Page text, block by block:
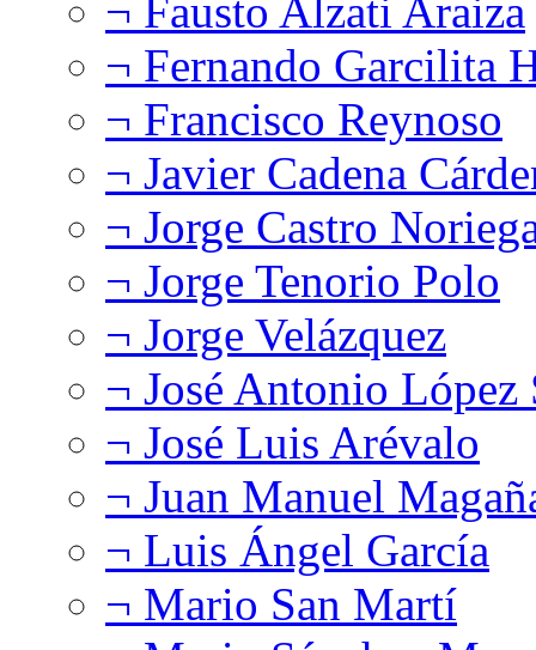
¬ Fausto Alzati Araiza
¬ Fernando Garcilita
¬ Francisco Reynoso
¬ Javier Cadena
¬ Jorge Castro
¬ Jorge Tenorio Polo
¬ Jorge Velázquez
¬ José Antonio López
¬ José Luis Arévalo
¬ Juan Manuel
¬ Luis Ángel García
¬ Mario San Martí